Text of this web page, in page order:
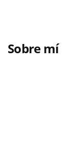
Sobre mí